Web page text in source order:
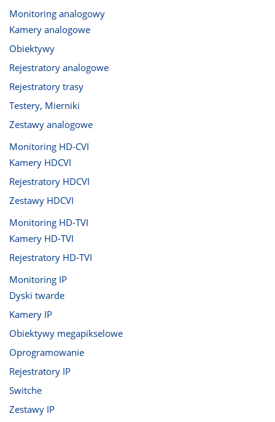
Monitoring analogowy
Kamery analogowe
Obiektywy
Rejestratory analogowe
Rejestratory trasy
Testery, Mierniki
Zestawy analogowe
Monitoring HD-CVI
Kamery HDCVI
Rejestratory HDCVI
Zestawy HDCVI
Monitoring HD-TVI
Kamery HD-TVI
Rejestratory HD-TVI
Monitoring IP
Dyski twarde
Kamery IP
Obiektywy megapikselowe
Oprogramowanie
Rejestratory IP
Switche
Zestawy IP